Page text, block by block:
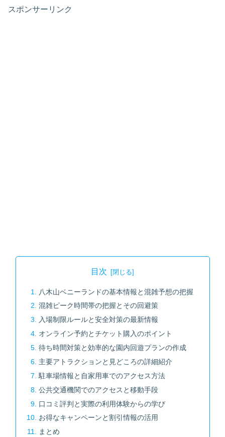
スポンサーリンク
目次
八木山ベニーランドの基本情報と混雑予想の把握
混雑ピーク時間帯の把握とその回避策
入場制限ルールと安全対策の最新情報
オンライン予約とチケット購入のポイント
待ち時間対策と効率的な園内回遊プランの作成
主要アトラクションと見どころの詳細紹介
駐車場情報と自家用車でのアクセス方法
公共交通機関でのアクセスと移動手段
口コミ評判と実際の利用体験からの学び
お得なキャンペーンと割引情報の活用
まとめ